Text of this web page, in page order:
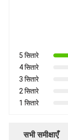
5 सितारे
4 सितारे
3 सितारे
2 सितारे
1 सितारे
सभी समीक्षाएँ